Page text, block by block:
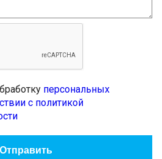
персональных
с политикой